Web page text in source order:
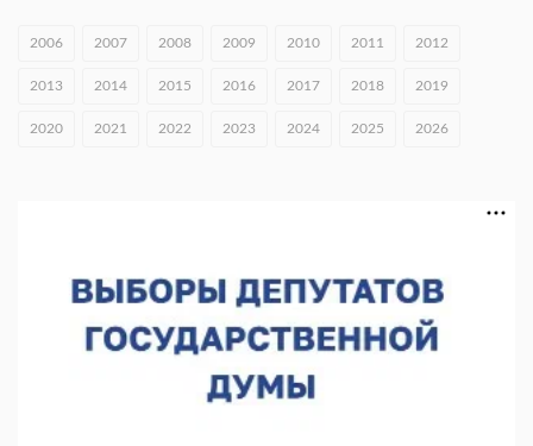
НН»
Центр «Долголетие по-нижегородски» проведет 50 встреч в
Совет молодых ученых начал работу при правительстве
региона
2006 2007 2008 2009 2010 2011 2012
2013 2014 2015 2016 2017 2018 2019
2020 2021 2022 2023 2024 2025 2026